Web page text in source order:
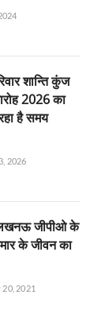
शान्ति कुंज
2026 का
है समय
2026
जीपीओ के
के जीवन का
2021